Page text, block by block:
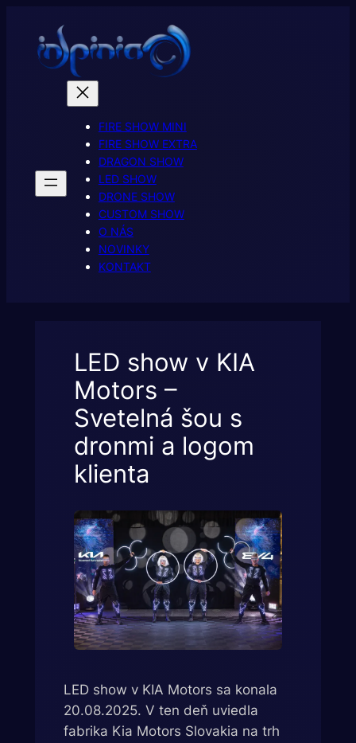
obsah
FIRE SHOW MINI
FIRE SHOW EXTRA
DRAGON SHOW
LED SHOW
DRONE SHOW
CUSTOM SHOW
O NÁS
NOVINKY
KONTAKT
LED show v KIA
Motors –
Svetelná šou s
dronmi a logom
klienta
LED show v KIA Motors sa konala
20.08.2025. V ten deň uviedla
fabrika Kia Motors Slovakia na trh